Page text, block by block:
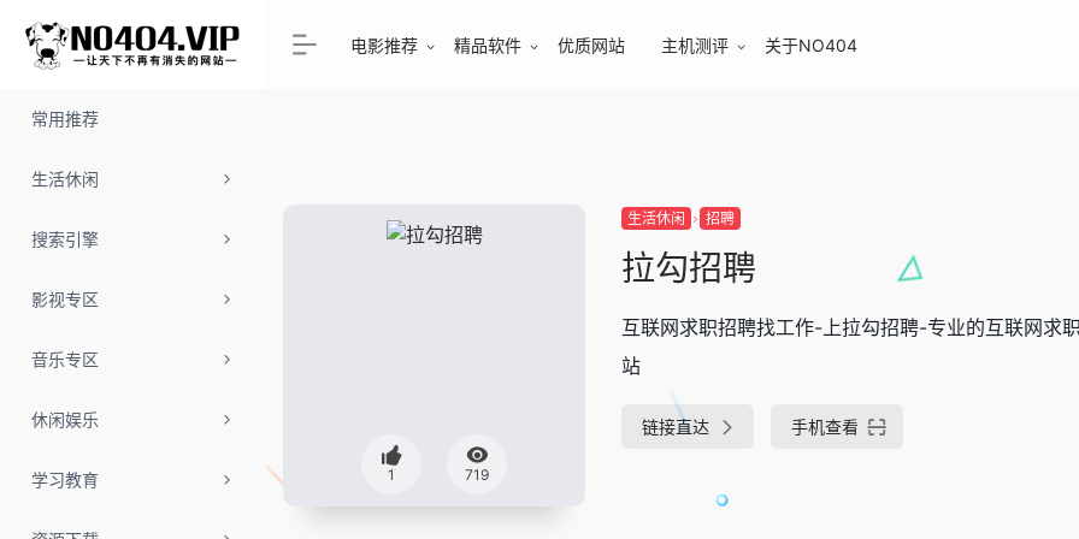
常用推荐
生活休闲
搜索引擎
影视专区
音乐专区
休闲娱乐
学习教育
电影推荐 精品软件 优质网站 主机测评 关于NO404
1 719
生活休闲 招聘
拉勾招聘
互联网求职招聘找工作-上拉勾招聘-专业的互联网求
站
链接直达 手机查看